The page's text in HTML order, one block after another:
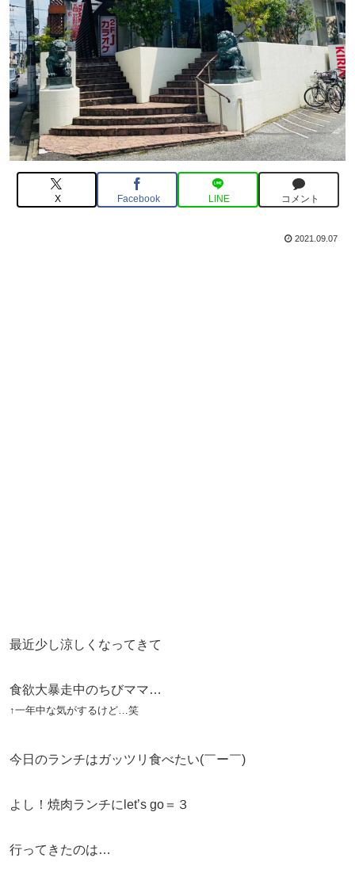
X Facebook LINE コメント
2021.09.07
最近少し涼しくなってきて
食欲大暴走中のちびママ…
↑一年中な気がするけど…笑
今日のランチはガッツリ食べたい(￣ー￣)
よし！焼肉ランチにlet’s go＝３
行ってきたのは…